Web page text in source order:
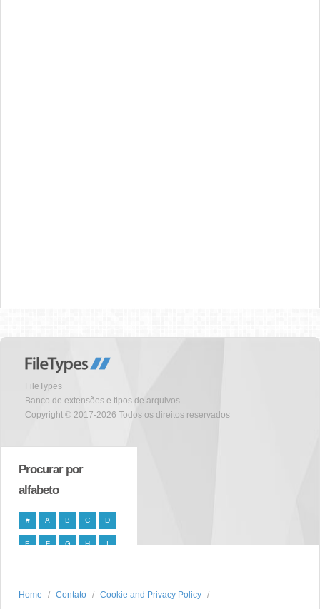
FileTypes
Banco de extensões e tipos de arquivos
Copyright © 2017-2026 Todos os direitos reservados
Procurar por
alfabeto
# A B C D
E F G H I
P S
Home Contato Cookie and Privacy Policy